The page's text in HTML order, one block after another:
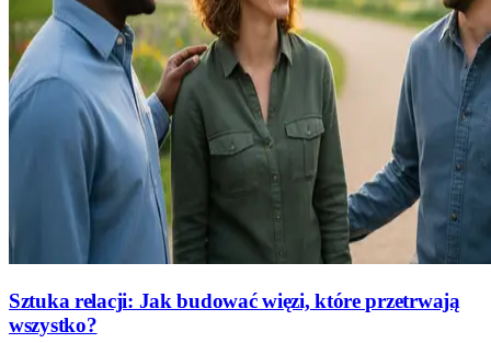
Sztuka relacji: Jak budować więzi, które przetrwają
wszystko?